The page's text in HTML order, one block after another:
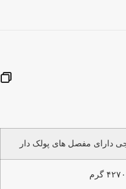
دارای مفصل های پولک دار
گرم